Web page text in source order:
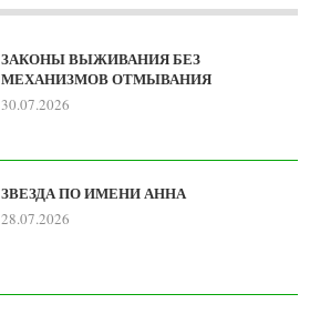
ЗАКОНЫ ВЫЖИВАНИЯ БЕЗ
МЕХАНИЗМОВ ОТМЫВАНИЯ
30.07.2026
ЗВЕЗДА ПО ИМЕНИ АННА
28.07.2026